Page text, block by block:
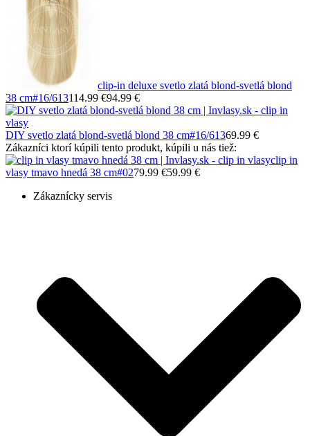
clip-in deluxe svetlo zlatá blond-svetlá blond
38 cm#16/613114.99 €94.99 €
DIY svetlo zlatá blond-svetlá blond 38 cm#16/61369.99 €
Zákazníci ktorí kúpili tento produkt, kúpili u nás tiež:
clip in
vlasy tmavo hnedá 38 cm#0279.99 €59.99 €
Zákaznícky servis